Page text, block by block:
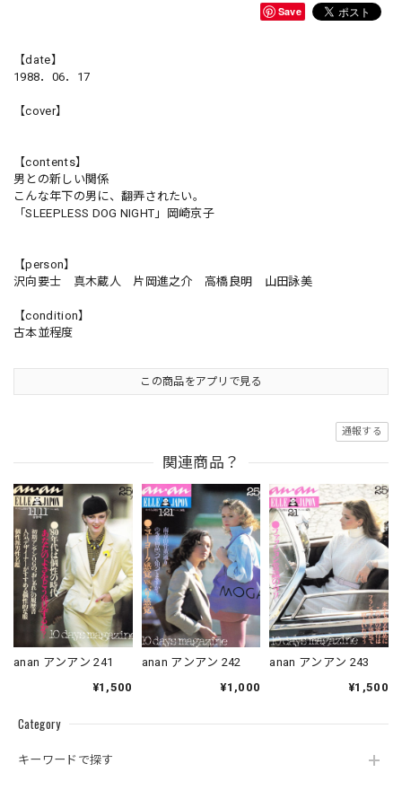
Category
キーワードで探す
Save
【date】
1988．06．17
【cover】
【contents】
男との新しい関係
こんな年下の男に、翻弄されたい。
「SLEEPLESS DOG NIGHT」岡崎京子
【person】
沢向要士 真木蔵人 片岡進之介 高橋良明 山田詠美
【condition】
古本並程度
この商品をアプリで見る
通報する
関連商品？
anan アンアン 241
¥1,500
anan アンアン 242
¥1,000
anan アンアン 243
¥1,500